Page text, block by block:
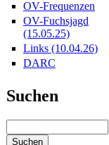
OV-Frequenzen
OV-Fuchsjagd
(15.05.25)
Links (10.04.26)
DARC
Suchen